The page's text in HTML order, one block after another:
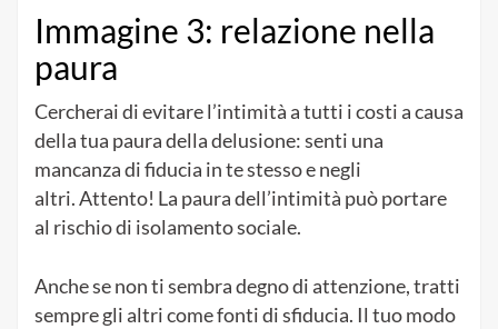
Immagine 3: relazione nella
paura
Cercherai di evitare l’intimità a tutti i costi a causa
della tua paura della delusione: senti una
mancanza di fiducia in te stesso e negli
altri. Attento! La paura dell’intimità può portare
al rischio di isolamento sociale.
Anche se non ti sembra degno di attenzione, tratti
sempre gli altri come fonti di sfiducia. Il tuo modo